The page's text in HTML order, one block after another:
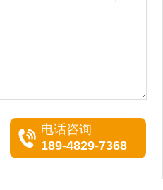
电话咨询
189-4829-7368